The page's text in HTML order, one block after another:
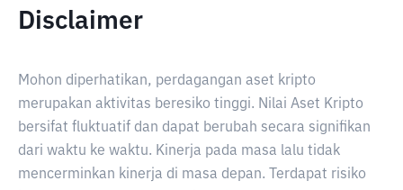
Disclaimer
Mohon diperhatikan, perdagangan aset kripto
merupakan aktivitas beresiko tinggi. Nilai Aset Kripto
bersifat fluktuatif dan dapat berubah secara signifikan
dari waktu ke waktu. Kinerja pada masa lalu tidak
mencerminkan kinerja di masa depan. Terdapat risiko